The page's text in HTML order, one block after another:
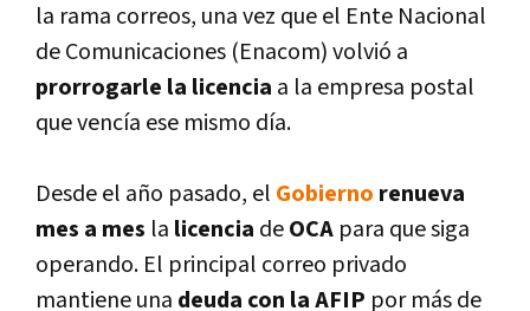
la rama correos, una vez que el Ente Nacional
de Comunicaciones (Enacom) volvió a
prorrogarle la licencia a la empresa postal
que vencí­a ese mismo dí­a.
Desde el año pasado, el Gobierno renueva
mes a mes la licencia deOCA para que siga
operando. El principal correo privado
mantiene una deuda con la AFIP por más de